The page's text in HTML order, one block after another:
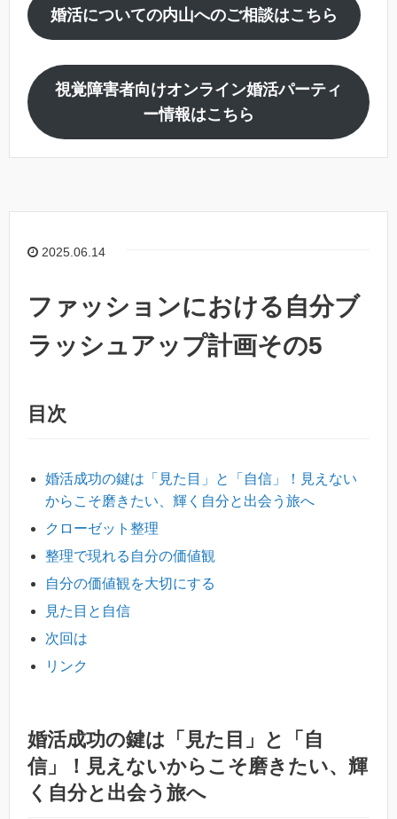
婚活についての内山へのご相談はこちら
視覚障害者向けオンライン婚活パーティ
ー情報はこちら
2025.06.14
ファッションにおける自分ブ
ラッシュアップ計画その5
目次
婚活成功の鍵は「見た目」と「自信」！見えない
からこそ磨きたい、輝く自分と出会う旅へ
クローゼット整理
整理で現れる自分の価値観
自分の価値観を大切にする
見た目と自信
次回は
リンク
婚活成功の鍵は「見た目」と「自
信」！見えないからこそ磨きたい、輝
く自分と出会う旅へ